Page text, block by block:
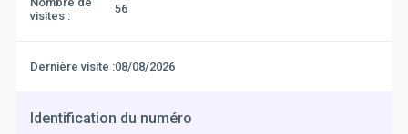
visites :
56
Dernière visite :08/08/2026
Identification du numéro